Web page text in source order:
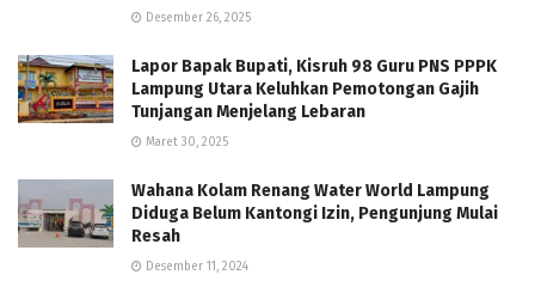
Desember 26, 2025
Lapor Bapak Bupati, Kisruh 98 Guru PNS PPPK
Lampung Utara Keluhkan Pemotongan Gajih
Tunjangan Menjelang Lebaran
Maret 30, 2025
Wahana Kolam Renang Water World Lampung
Diduga Belum Kantongi Izin, Pengunjung Mulai
Resah
Desember 11, 2024